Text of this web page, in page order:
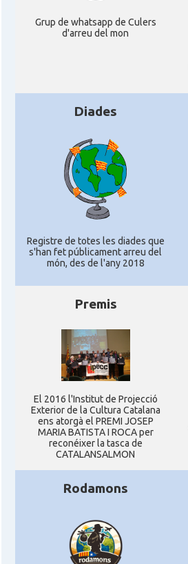
Grup de whatsapp de Culers
d'arreu del mon
Diades
Registre de totes les diades que
s'han fet públicament arreu del
món, des de l'any 2018
Premis
El 2016 l'Institut de Projecció
Exterior de la Cultura Catalana
ens atorgà el PREMI JOSEP
MARIA BATISTA I ROCA per
reconéixer la tasca de
CATALANSALMON
Rodamons